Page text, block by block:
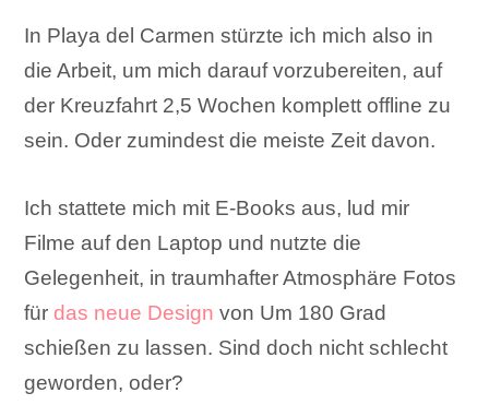
In Playa del Carmen stürzte ich mich also in
die Arbeit, um mich darauf vorzubereiten, auf
der Kreuzfahrt 2,5 Wochen komplett offline zu
sein. Oder zumindest die meiste Zeit davon.
Ich stattete mich mit E-Books aus, lud mir
Filme auf den Laptop und nutzte die
Gelegenheit, in traumhafter Atmosphäre Fotos
für das neue Design von Um 180 Grad
schießen zu lassen. Sind doch nicht schlecht
geworden, oder?